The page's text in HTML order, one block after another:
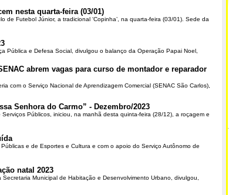
nesta quarta-feira (03/01)
Futebol Júnior, a tradicional ‘Copinha’, na quarta-feira (03/01). Sede da
Pública e Defesa Social, divulgou o balanço da Operação Papai Noel,
abrem vagas para curso de montador e reparador
com o Serviço Nacional de Aprendizagem Comercial (SENAC São Carlos),
Senhora do Carmo” - Dezembro/2023
Públicos, iniciou, na manhã desta quinta-feira (28/12), a roçagem e
e de Esportes e Cultura e com o apoio do Serviço Autônomo de
natal 2023
Municipal de Habitação e Desenvolvimento Urbano, divulgou,